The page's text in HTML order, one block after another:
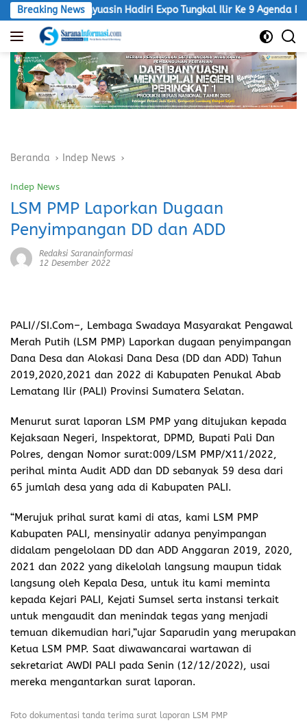
Langsung
ke
konten
Breaking News
Bupati Banyuasin Hadiri Expo Tungkal Ilir Ke 9 Agenda Rutin
Beranda Indep News
Indep News
LSM PMP Laporkan Dugaan
Penyimpangan DD dan ADD
Redaksi Saranainformasi
12 Desember 2022
PALI//SI.Com–, Lembaga Swadaya Masyarakat Pengawal
Merah Putih (LSM PMP) Laporkan dugaan penyimpangan
Dana Desa dan Alokasi Dana Desa (DD dan ADD) Tahun
2019,2020,2021 dan 2022 di Kabupaten Penukal Abab
Lematang Ilir (PALI) Provinsi Sumatera Selatan.
Menurut surat laporan LSM PMP yang ditujukan kepada
Kejaksaan Negeri, Inspektorat, DPMD, Bupati Pali Dan
Polres, dengan Nomor surat:009/LSM PMP/X11/2022,
perihal minta Audit ADD dan DD sebanyak 59 desa dari
65 jumlah desa yang ada di Kabupaten PALI.
“Merujuk prihal surat kami di atas, kami LSM PMP
Kabupaten PALI, mensinyalir adanya penyimpangan
didalam pengelolaan DD dan ADD Anggaran 2019, 2020,
2021 dan 2022 yang dikelolah langsung maupun tidak
langsung oleh Kepala Desa, untuk itu kami meminta
kepada Kejari PALI, Kejati Sumsel serta instansi terkait
untuk mengaudit dan menindak tegas yang menjadi
temuan dikemudian hari,”ujar Saparudin yang merupakan
Ketua LSM PMP. Saat diwawancarai wartawan di
sekretariat AWDI PALI pada Senin (12/12/2022), usai
mereka mengantarkan surat laporan.
Foto dokumentasi tanda terima surat laporan LSM PMP